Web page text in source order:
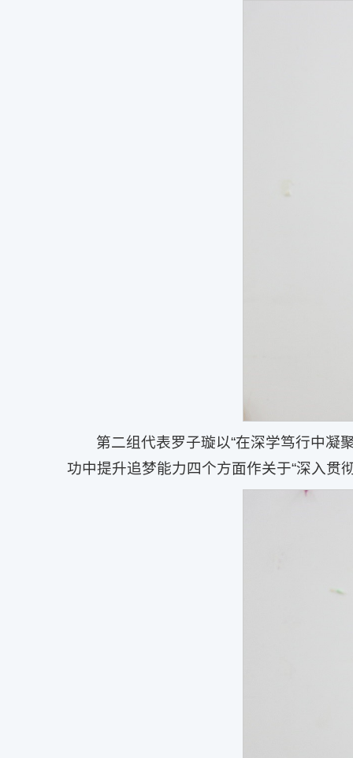
第二组代表罗子璇以“在深学笃行中凝
功中提升追梦能力四个方面作关于“深入贯